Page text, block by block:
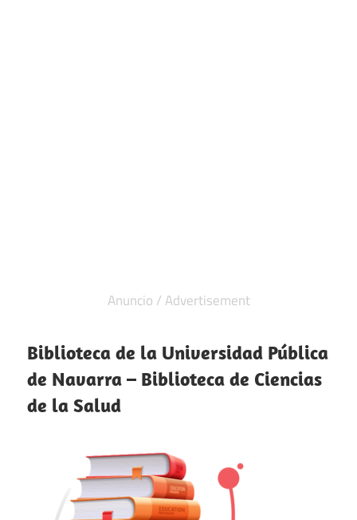
Biblioteca de la Universidad Pública
de Navarra – Biblioteca de Ciencias
de la Salud